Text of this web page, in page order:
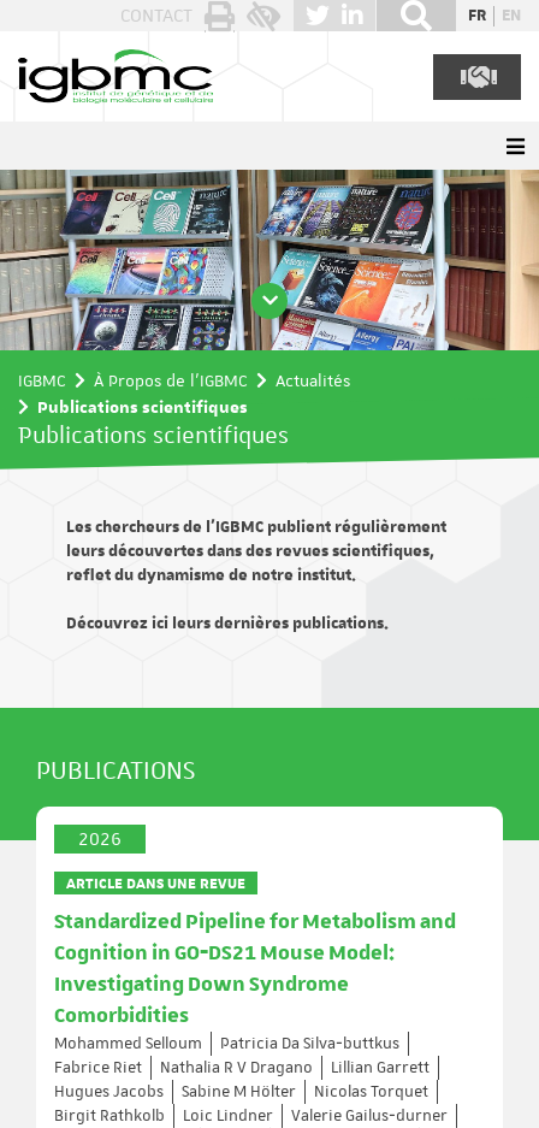
CONTACT FR EN
IGBMC À Propos de l'IGBMC
Actualités
Publications scientifiques
Publications scientifiques
Les chercheurs de l’IGBMC publient régulièrement
leurs découvertes dans des revues scientifiques,
reflet du dynamisme de notre institut.
Découvrez ici leurs dernières publications.
PUBLICATIONS
2026
ARTICLE DANS UNE REVUE
Standardized Pipeline for Metabolism and
Cognition in GO‐DS21 Mouse Model:
Investigating Down Syndrome
Comorbidities
Mohammed Selloum
Patricia Da Silva‐buttkus
Fabrice Riet
Nathalia R V Dragano
Lillian Garrett
Hugues Jacobs
Sabine M Hölter
Nicolas Torquet
Birgit Rathkolb
Loic Lindner
Valerie Gailus‐durner
Panneau de gestion des cookies